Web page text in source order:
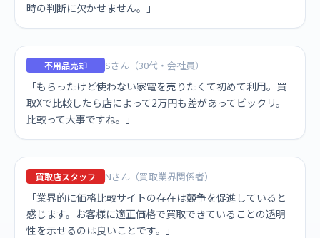
時の判断に欠かせません。」
不用品売却 Sさん（30代・会社員）
「もらったけど使わない家電を売りたくて初めて利用。買
取Xで比較したら店によって2万円も差があってビックリ。
比較って大事ですね。」
買取店スタッフ Nさん（買取業界関係者）
「業界的に価格比較サイトの存在は競争を促進していると
感じます。お客様に適正価格で買取できていることの透明
性を示せるのは良いことです。」